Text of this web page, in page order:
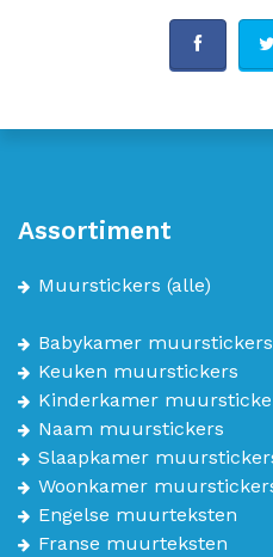
Assortiment
Muurstickers (alle)
Babykamer muurstickers
Keuken muurstickers
Kinderkamer
Naam muurstickers
Slaapkamer
Woonkamer
Engelse muurteksten
Franse muurteksten